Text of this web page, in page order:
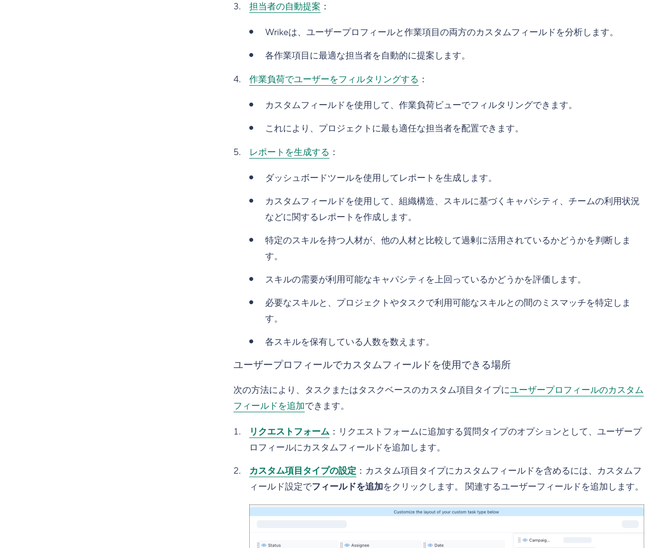
担当者の自動提案 ：
Wrikeは、ユーザープロフィールと作業項目の両方のカスタムフィールドを分析します。
各作業項目に最適な担当者を自動的に提案します。
作業負荷でユーザーをフィルタリングする ：
カスタムフィールドを使用して、作業負荷ビューでフィルタリングできます。
これにより、プロジェクトに最も適任な担当者を配置できます。
レポートを生成する ：
ダッシュボードツールを使用してレポートを生成します。
カスタムフィールドを使用して、組織構造、スキルに基づくキャパシティ、チームの利用状況
などに関するレポートを作成します。
特定のスキルを持つ人材が、他の人材と比較して過剰に活用されているかどうかを判断しま
す。
スキルの需要が利用可能なキャパシティを上回っているかどうかを評価します。
必要なスキルと、プロジェクトやタスクで利用可能なスキルとの間のミスマッチを特定しま
す。
各スキルを保有している人数を数えます。
ユーザープロフィールでカスタムフィールドを使用できる場所
次の方法により、タスクまたはタスクベースのカスタム項目タイプにユーザープロフィールのカスタム
フィールドを追加できます。
リクエストフォーム：リクエストフォームに追加する質問タイプのオプションとして、ユーザープ
ロフィールにカスタムフィールドを追加します。
カスタム項目タイプの設定：カスタム項目タイプにカスタムフィールドを含めるには、カスタムフ
ィールド設定でフィールドを追加をクリックします。 関連するユーザーフィールドを追加します。